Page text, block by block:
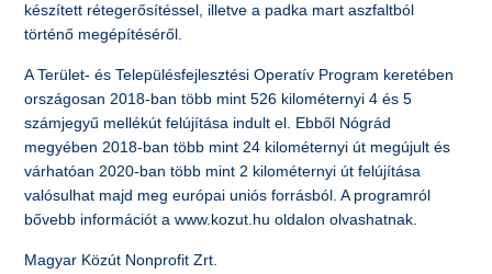
készített rétegerősítéssel, illetve a padka mart aszfaltból
történő megépítéséről.
A Terület- és Településfejlesztési Operatív Program keretében
országosan 2018-ban több mint 526 kilométernyi 4 és 5
számjegyű mellékút felújítása indult el. Ebből Nógrád
megyében 2018-ban több mint 24 kilométernyi út megújult és
várhatóan 2020-ban több mint 2 kilométernyi út felújítása
valósulhat majd meg európai uniós forrásból. A programról
bővebb információt a www.kozut.hu oldalon olvashatnak.
Magyar Közút Nonprofit Zrt.